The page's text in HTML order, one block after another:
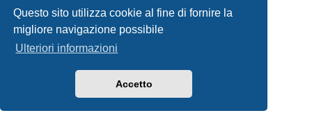
Questo sito utilizza cookie al fine di fornire la
migliore navigazione possibile
Ulteriori informazioni
Accetto